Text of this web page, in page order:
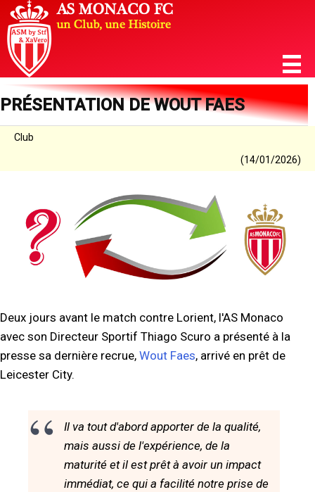
PRÉSENTATION DE WOUT FAES
Club
(14/01/2026)
Deux jours avant le match contre Lorient, l'AS Monaco
avec son Directeur Sportif Thiago Scuro a présenté à la
presse sa dernière recrue, Wout Faes, arrivé en prêt de
Leicester City.
Il va tout d'abord apporter de la qualité,
mais aussi de l'expérience, de la
maturité et il est prêt à avoir un impact
immédiat, ce qui a facilité notre prise de